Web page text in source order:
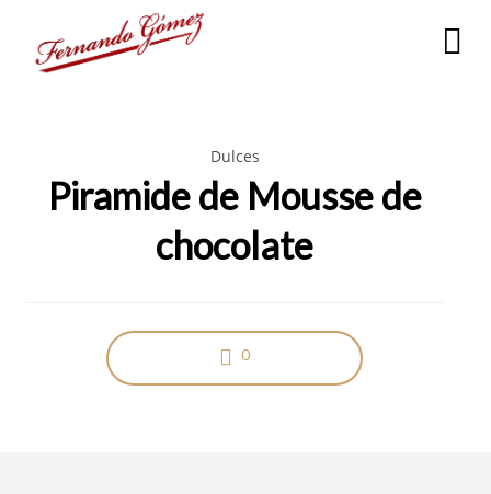
Dulces
Piramide de Mousse de
chocolate
0